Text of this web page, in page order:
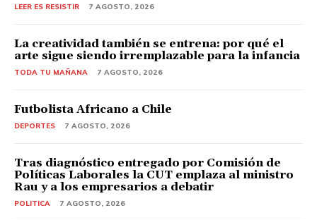
LEER ES RESISTIR 7 AGOSTO, 2026
La creatividad también se entrena: por qué el
arte sigue siendo irremplazable para la infancia
TODA TU MAÑANA 7 AGOSTO, 2026
Futbolista Africano a Chile
DEPORTES 7 AGOSTO, 2026
Tras diagnóstico entregado por Comisión de
Políticas Laborales la CUT emplaza al ministro
Rau y a los empresarios a debatir
POLITICA 7 AGOSTO, 2026